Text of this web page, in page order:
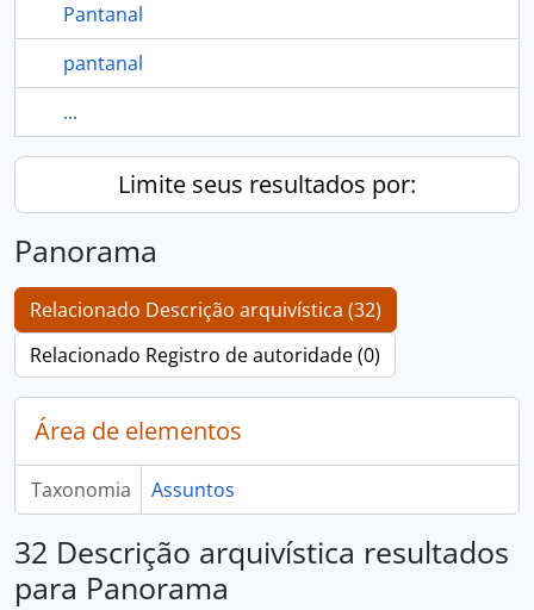
Pantanal
pantanal
...
Limite seus resultados por:
Panorama
Relacionado Descrição arquivística (32)
Relacionado Registro de autoridade (0)
Área de elementos
Taxonomia Assuntos
32 Descrição arquivística resultados
para Panorama